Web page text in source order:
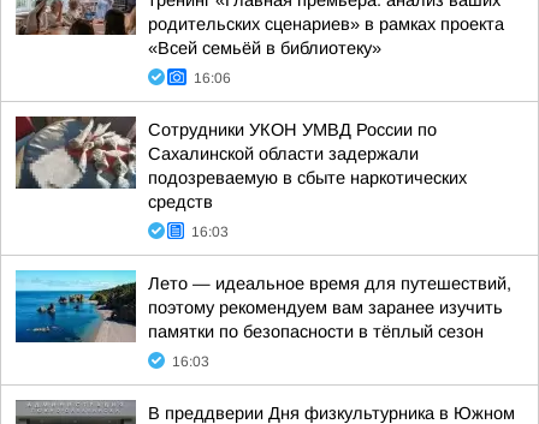
родительских сценариев» в рамках проекта
«Всей семьёй в библиотеку»
16:06
Сотрудники УКОН УМВД России по
Сахалинской области задержали
подозреваемую в сбыте наркотических
средств
16:03
Лето — идеальное время для путешествий,
поэтому рекомендуем вам заранее изучить
памятки по безопасности в тёплый сезон
16:03
В преддверии Дня физкультурника в Южном